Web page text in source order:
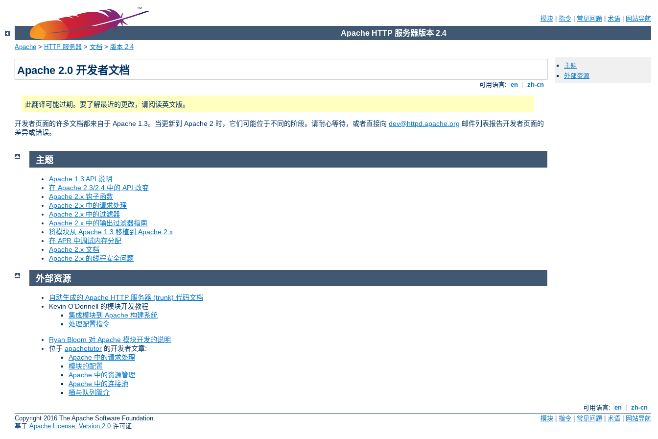
模块 指令 常见问题 术语 网站导航
Apache HTTP 服务器版本 2.4
Apache > HTTP 服务器 > 文档 > 版本 2.4
Apache 2.0 开发者文档
可用语言: en zh-cn
此翻译可能过期。要了解最近的更改，请阅读英文版。
开发者页面的许多文档都来自于 Apache 1.3。当更新到 Apache 2 时，它们可能位于不同的阶段。请耐心等待，或者直接向 dev@httpd.apache.org 邮件列表报告开发者页面的
差异或错误。
主题
外部资源
主题
Apache 1.3 API 说明
在 Apache 2.3/2.4 中的 API 改变
Apache 2.x 钩子函数
Apache 2.x 中的请求处理
Apache 2.x 中的过滤器
Apache 2.x 中的输出过滤器指南
将模块从 Apache 1.3 移植到 Apache 2.x
在 APR 中调试内存分配
Apache 2.x 文档
Apache 2.x 的线程安全问题
外部资源
自动生成的 Apache HTTP 服务器 (trunk) 代码文档
Kevin O'Donnell 的模块开发教程
集成模块到 Apache 构建系统
处理配置指令
Ryan Bloom 对 Apache 模块开发的说明
位于 apachetutor 的开发者文章:
Apache 中的请求处理
模块的配置
Apache 中的资源管理
Apache 中的连接池
桶与队列简介
可用语言: en
zh-cn
Copyright 2016 The Apache Software Foundation.
基于 Apache License, Version 2.0 许可证.
模块 指令 常见问题 术语 网站导航